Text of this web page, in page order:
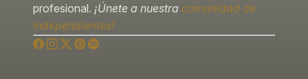
profesional. ¡Únete a nuestra comunidad de
independientes!